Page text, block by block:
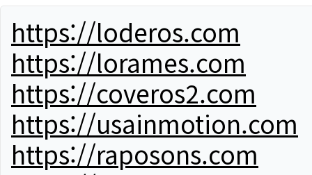
https://loderos.com
https://lorames.com
https://coveros2.com
https://usainmotion.com
https://raposons.com